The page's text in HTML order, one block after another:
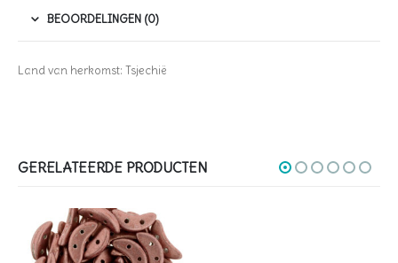
BEOORDELINGEN (0)
Land van herkomst: Tsjechië
GERELATEERDE PRODUCTEN